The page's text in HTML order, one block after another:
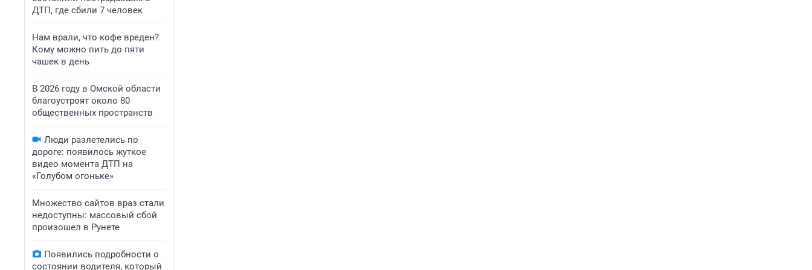
ДТП, где сбили 7 человек
Нам врали, что кофе вреден?
Кому можно пить до пяти
чашек в день
В 2026 году в Омской области
благоустроят около 80
общественных пространств
Люди разлетелись по
дороге: появилось жуткое
видео момента ДТП на
«Голубом огоньке»
Множество сайтов враз стали
недоступны: массовый сбой
произошел в Рунете
Появились подробности о
состоянии водителя, который